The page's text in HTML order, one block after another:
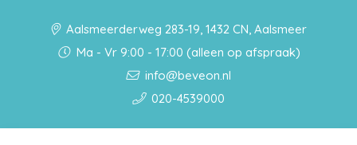
Aalsmeerderweg 283-19, 1432 CN, Aalsmeer
Ma - Vr 9:00 - 17:00 (alleen op afspraak)
info@beveon.nl
020-4539000